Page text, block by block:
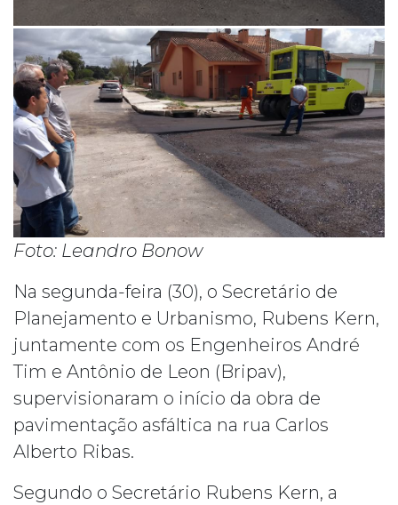
Foto: Leandro Bonow
Na segunda-feira (30), o Secretário de
Planejamento e Urbanismo, Rubens Kern,
juntamente com os Engenheiros André
Tim e Antônio de Leon (Bripav),
supervisionaram o início da obra de
pavimentação asfáltica na rua Carlos
Alberto Ribas.
Segundo o Secretário Rubens Kern, a